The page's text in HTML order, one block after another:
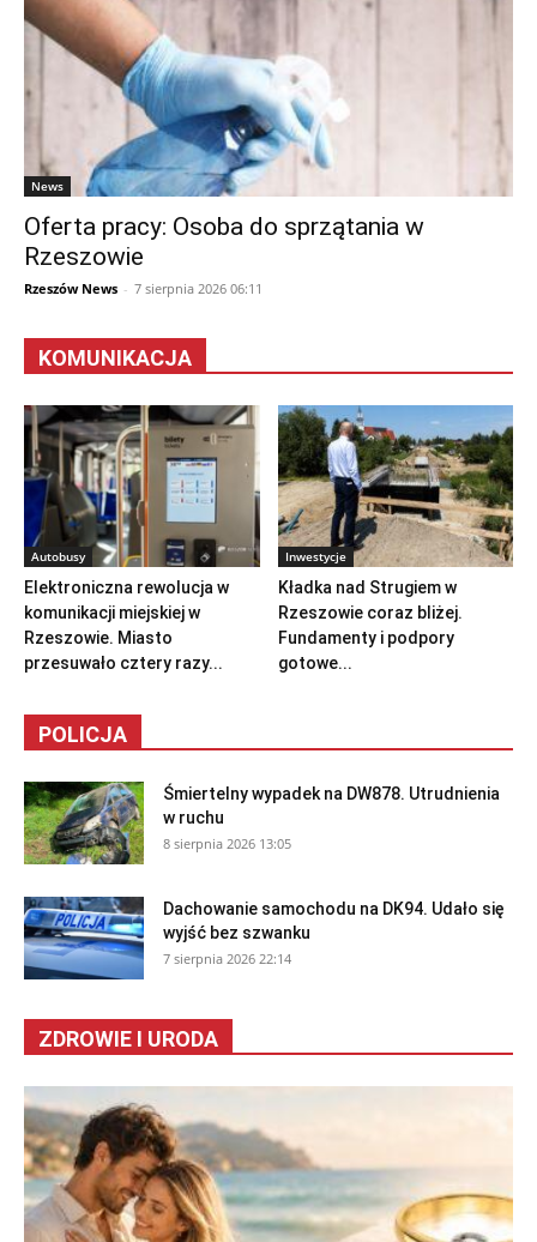
News
Oferta pracy: Osoba do sprzątania w
Rzeszowie
Rzeszów News - 7 sierpnia 2026 06:11
KOMUNIKACJA
Autobusy
Elektroniczna rewolucja w
komunikacji miejskiej w
Rzeszowie. Miasto
przesuwało cztery razy...
Inwestycje
Kładka nad Strugiem w
Rzeszowie coraz bliżej.
Fundamenty i podpory
gotowe...
POLICJA
Śmiertelny wypadek na DW878. Utrudnienia
w ruchu
8 sierpnia 2026 13:05
Dachowanie samochodu na DK94. Udało się
wyjść bez szwanku
7 sierpnia 2026 22:14
ZDROWIE I URODA